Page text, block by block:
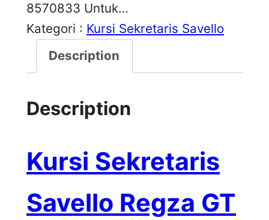
8570833 Untuk…
Kategori : Kursi Sekretaris Savello
Description
Description
Kursi Sekretaris
Savello Regza GT